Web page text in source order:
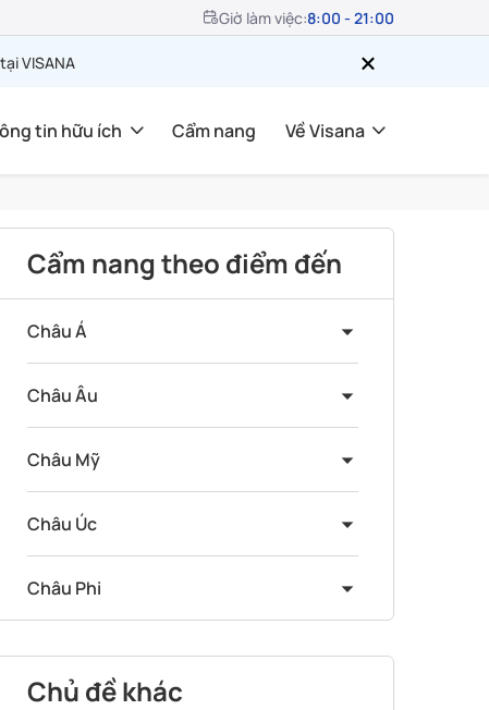
Giờ làm việc:8:00 - 21:00
VISANA
tin hữu ích Cẩm nang Về Visana
Cẩm nang theo điểm đến
Châu Á
Châu Âu
Châu Mỹ
Châu Úc
Châu Phi
Chủ đề khác